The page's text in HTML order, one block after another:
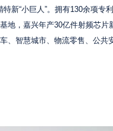
新“小巨人”。拥有130余项
地，嘉兴年产30亿件射频芯
智慧城市、物流零售、公共